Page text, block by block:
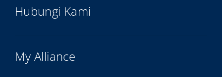
Hubungi Kami
My Alliance